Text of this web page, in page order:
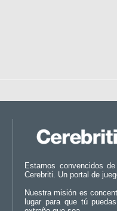
Estamos convencidos
Cerebriti. Un portal de
Nuestra misión es
lugar para que tú